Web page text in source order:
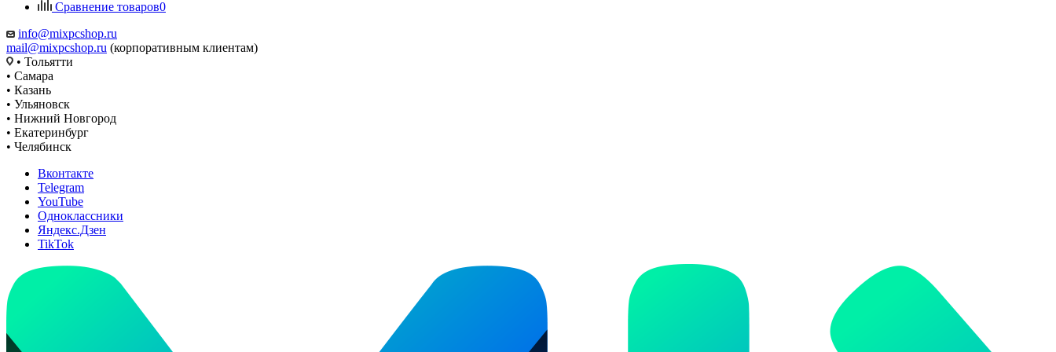
Сравнение товаров0
info@mixpcshop.ru
mail@mixpcshop.ru (корпоративным клиентам)
• Тольятти
• Самара
• Казань
• Ульяновск
• Нижний Новгород
• Екатеринбург
• Челябинск
Вконтакте
Telegram
YouTube
Одноклассники
Яндекс.Дзен
TikTok